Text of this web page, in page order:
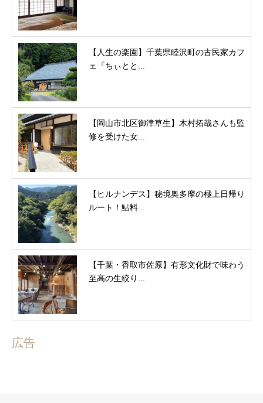
【人生の楽園】千葉県睦沢町の古民家カフ
ェ『ちぃとと...
【岡山市北区御津草生】木村拓哉さんも監
修を受けた女...
【ヒルナンデス】秘境奥多摩の極上日帰り
ルート！鮎料...
【千葉・香取市佐原】有形文化財で味わう
至高の生絞り...
広告